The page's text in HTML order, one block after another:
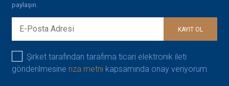
paylaşın.
KAYIT OL
Şirket tarafından tarafıma ticari elektronik ileti
gönderilmesine rıza metni kapsamında onay veriyorum.